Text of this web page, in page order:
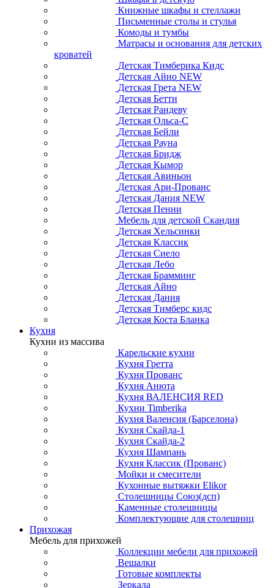
Книжные шкафы и стеллажи
Письменные столы и стулья
Комоды и тумбы
Матрасы и основания для детских
кроватей
Детская Тимберика Кидс
Детская Айно NEW
Детская Грета NEW
Детская Бетти
Детская Рандеву
Детская Ольса-С
Детская Бейли
Детская Рауна
Детская Бридж
Детская Кымор
Детская Авиньон
Детская Ари-Прованс
Детская Дания NEW
Детская Пенни
Мебель для детской Скандия
Детская Хельсинки
Детская Классик
Детская Сиело
Детская Лебо
Детская Брамминг
Детская Айно
Детская Дания
Детская Тимберс кидс
Детская Коста Бланка
Кухня
Кухни из массива
Карельские кухни
Кухня Гретта
Кухня Прованс
Кухня Анюта
Кухня ВАЛЕНСИЯ RED
Кухни Timberika
Кухня Валенсия (Барселона)
Кухня Скайда-1
Кухня Скайда-2
Кухня Шампань
Кухня Классик (Прованс)
Мойки и смесители
Кухонные вытяжки Elikor
Столешницы Союз(дсп)
Каменные столешницы
Комплектующие для столешниц
Прихожая
Мебель для прихожей
Коллекции мебели для прихожей
Вешалки
Готовые комплекты
Зеркала